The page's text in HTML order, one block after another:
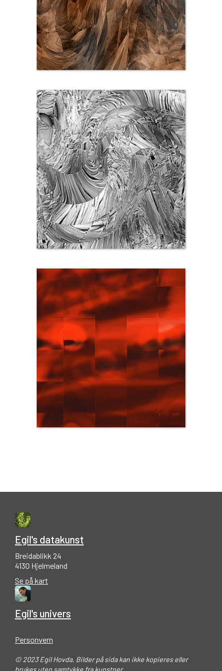
Egil's datakunst
Breidablikk 24
4130 Hjelmeland
Se på kart
Egil's univers
Personvern
© 2023 Egil Hovda. Bilder på sida kan ikke kopieres eller